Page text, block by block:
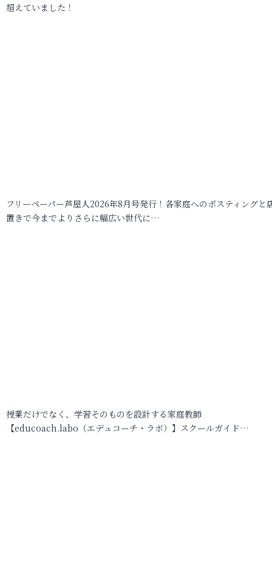
超えていました！
フリーペーパー芦屋人2026年8月号発行！各家庭へのポスティングと
置きで今までよりさらに幅広い世代に…
授業だけでなく、学習そのものを設計する家庭教師
【educoach.labo（エデュコーチ・ラボ）】スクールガイド…